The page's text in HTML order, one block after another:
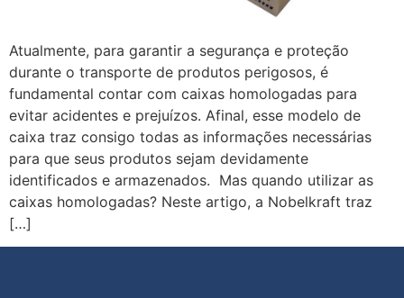
Atualmente, para garantir a segurança e proteção
durante o transporte de produtos perigosos, é
fundamental contar com caixas homologadas para
evitar acidentes e prejuízos. Afinal, esse modelo de
caixa traz consigo todas as informações necessárias
para que seus produtos sejam devidamente
identificados e armazenados. Mas quando utilizar as
caixas homologadas? Neste artigo, a Nobelkraft traz
[…]